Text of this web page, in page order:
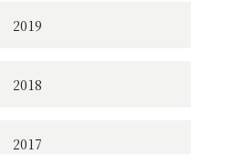
2019
2018
2017